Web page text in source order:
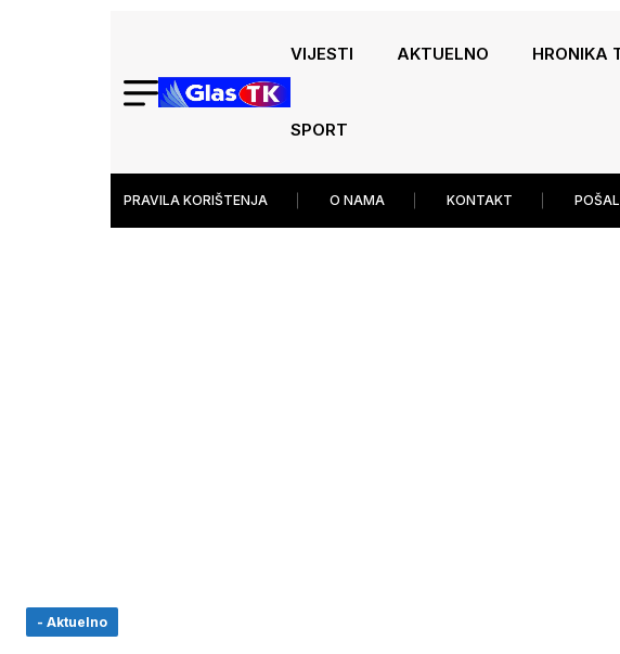
VIJESTI AKTUELNO HRONIKA
SPORT
PRAVILA KORIŠTENJA O NAMA KONTAKT
- Aktuelno